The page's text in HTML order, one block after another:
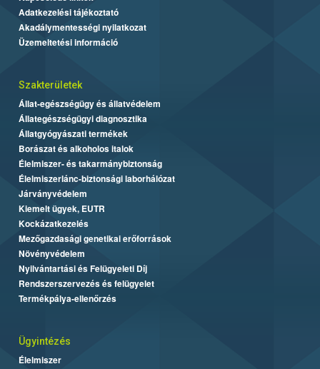
Adatkezelési tájékoztató
Akadálymentességi nyilatkozat
Üzemeltetési információ
Szakterületek
Állat-egészségügy és állatvédelem
Állategészségügyi diagnosztika
Állatgyógyászati termékek
Borászat és alkoholos italok
Élelmiszer- és takarmánybiztonság
Élelmiszerlánc-biztonsági laborhálózat
Járványvédelem
Kiemelt ügyek, EUTR
Kockázatkezelés
Mezőgazdasági genetikai erőforrások
Növényvédelem
Nyilvántartási és Felügyeleti Díj
Rendszerszervezés és felügyelet
Termékpálya-ellenőrzés
Ügyintézés
Élelmiszer